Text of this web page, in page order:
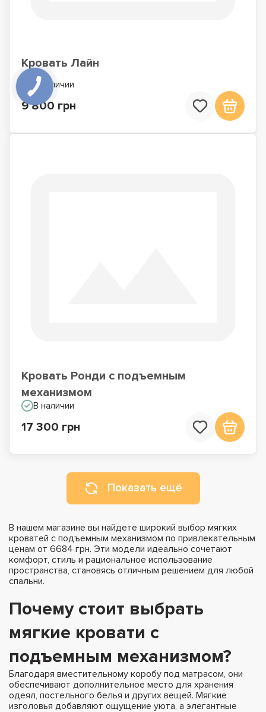
Кровать Лайн
В наличии
9 800 грн
Кровать Ронди с подъемным
механизмом
В наличии
17 300 грн
Показать ещё
В нашем магазине вы найдете широкий выбор мягких
кроватей с подъемным механизмом по привлекательным
ценам от 6684 грн. Эти модели идеально сочетают
комфорт, стиль и рациональное использование
пространства, становясь отличным решением для любой
спальни.
Почему стоит выбрать
мягкие кровати с
подъемным механизмом?
Благодаря вместительному коробу под матрасом, они
обеспечивают дополнительное место для хранения
одеял, постельного белья и других вещей. Мягкие
изголовья добавляют ощущение уюта, а элегантные